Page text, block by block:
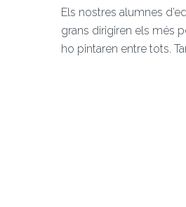
Els nostres alumnes
grans dirigiren els més
ho pintaren entre tots.